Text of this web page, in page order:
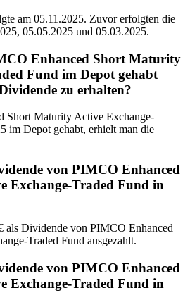
am 05.11.2025. Zuvor erfolgten die
05.05.2025 und 05.03.2025.
Enhanced Short Maturity
Fund im Depot gehabt
zu erhalten?
Short Maturity Active Exchange-
im Depot gehabt, erhielt man die
von PIMCO Enhanced
Exchange-Traded Fund in
als Dividende von PIMCO Enhanced
Traded Fund ausgezahlt.
von PIMCO Enhanced
Exchange-Traded Fund in